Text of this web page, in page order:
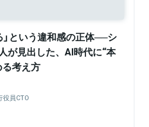
」という違和感の正体──シ
が見出した、AI時代に“本
考え方
員CTO